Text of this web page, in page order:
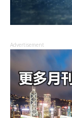
Advertisement